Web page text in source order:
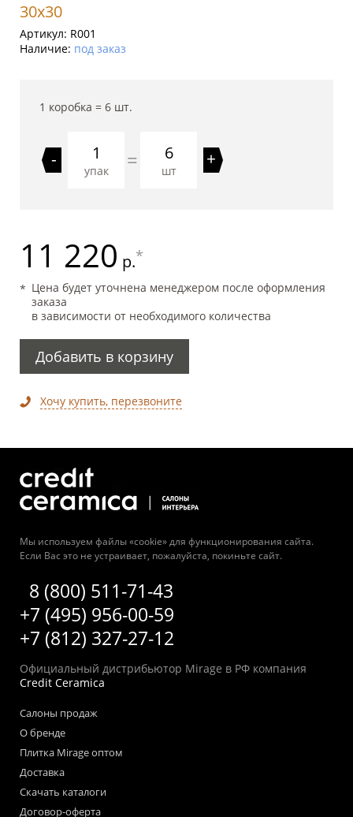
30x30
Артикул: R001
Наличие: под заказ
1 коробка = 6 шт.
-
упак = 6
шт
+
11 220 р.*
Цена будет уточнена менеджером после оформления
заказа
в зависимости от необходимого количества
Добавить в корзину
Хочу купить, перезвоните
Мы используем файлы «cookie» для функционирования сайта.
Если Вас это не устраивает, пожалуйста, покиньте сайт.
8 (800) 511-71-43
+7 (495) 956-00-59
+7 (812) 327-27-12
Официальный дистрибьютор Mirage в РФ компания
Credit Ceramica
Салоны продаж
О бренде
Плитка Mirage оптом
Доставка
Скачать каталоги
Договор-оферта